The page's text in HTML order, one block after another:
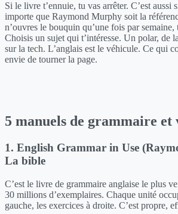
Si le livre t’ennuie, tu vas arrêter. C’est aussi
importe que Raymond Murphy soit la
n’ouvres le bouquin qu’une fois par semaine,
Choisis un sujet qui t’intéresse. Un polar, de
sur la tech. L’anglais est le véhicule. Ce qui
envie de tourner la page.
5 manuels de grammaire et
1. English Grammar in Use
La bible
C’est le livre de grammaire anglaise le plus
30 millions d’exemplaires. Chaque unité
gauche, les exercices à droite. C’est propre,